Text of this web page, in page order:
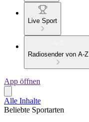
Live Sport
Radiosender von A-Z
App öffnen
Alle Inhalte
Beliebte Sportarten